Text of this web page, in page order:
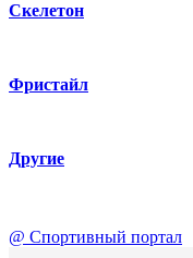
Скелетон
Фристайл
Другие
@ Спортивный портал